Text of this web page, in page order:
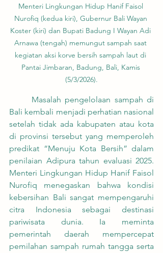
Menteri Lingkungan Hidup Hanif Faisol
Nurofiq (kedua kiri), Gubernur Bali Wayan
Koster (kiri) dan Bupati Badung I Wayan Adi
Arnawa (tengah) memungut sampah saat
kegiatan aksi korve bersih sampah laut di
Pantai Jimbaran, Badung, Bali, Kamis
(5/3/2026).
Bali kembali menjadi perhatian nasional
setelah tidak ada kabupaten atau kota
di provinsi tersebut yang memperoleh
predikat “Menuju Kota Bersih” dalam
penilaian Adipura tahun evaluasi 2025.
Menteri Lingkungan Hidup Hanif Faisol
Nurofiq menegaskan bahwa kondisi
kebersihan Bali sangat mempengaruhi
citra Indonesia sebagai destinasi
pariwisata dunia. Ia meminta
pemerintah daerah mempercepat
pemilahan sampah rumah tangga serta